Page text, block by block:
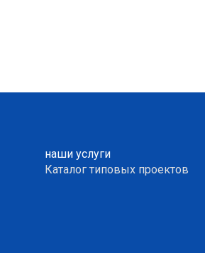
наши услуги
Каталог типовых проектов